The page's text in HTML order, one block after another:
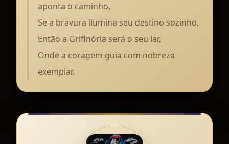
aponta o caminho,
Se a bravura ilumina seu destino sozinho,
Então a Grifinória será o seu lar,
Onde a coragem guia com nobreza
exemplar.